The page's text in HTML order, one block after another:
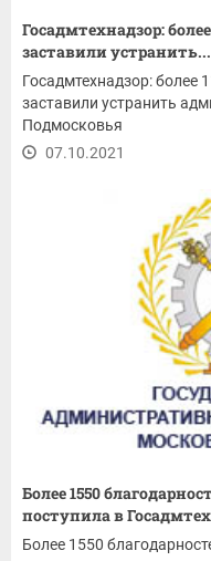
Госадмтехнадзор:
заставили устранить...
Госадмтехнадзор: более
заставили устранить
Подмосковья
07.10.2021
Более 1550
поступила в
Более 1550